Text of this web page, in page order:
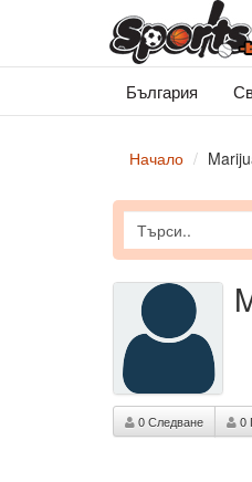
България
Начало
0 Следване 0